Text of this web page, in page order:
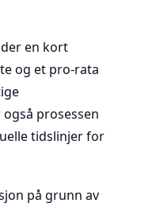
en kort
og et pro-rata
prosessen
tidslinjer for
på grunn av